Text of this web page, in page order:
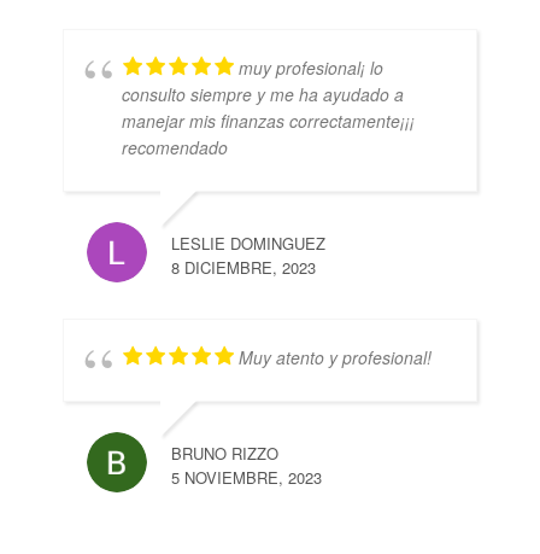
muy profesional¡ lo
consulto siempre y me ha ayudado a
manejar mis finanzas correctamente¡¡¡
recomendado
LESLIE DOMINGUEZ
8 DICIEMBRE, 2023
Muy atento y profesional!
BRUNO RIZZO
5 NOVIEMBRE, 2023